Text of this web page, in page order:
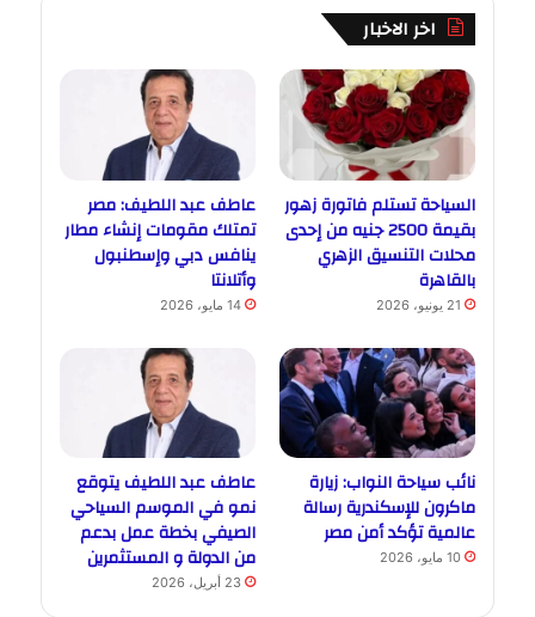
اخر الاخبار
السياحة تستلم فاتورة زهور
بقيمة 2500 جنيه من إحدى
محلات التنسيق الزهري
بالقاهرة
21 يونيو، 2026
عاطف عبد اللطيف: مصر
تمتلك مقومات إنشاء مطار
ينافس دبي وإسطنبول
وأتلانتا
14 مايو، 2026
نائب سياحة النواب: زيارة
ماكرون للإسكندرية رسالة
عالمية تؤكد أمن مصر
10 مايو، 2026
عاطف عبد اللطيف يتوقع
نمو في الموسم السياحي
الصيفي بخطة عمل بدعم
من الدولة و المستثمرين
23 أبريل، 2026